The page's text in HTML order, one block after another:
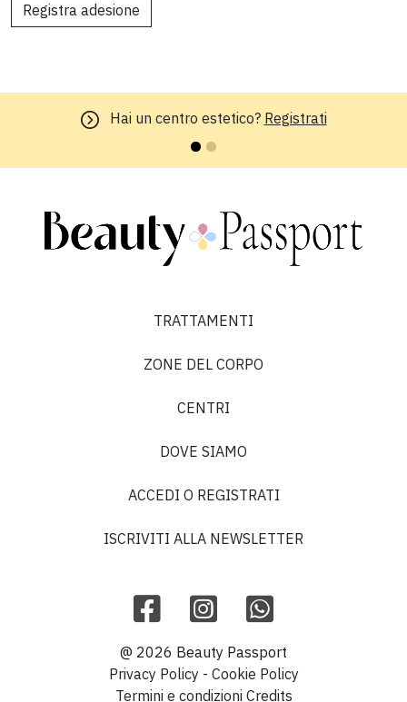
Registra adesione
Hai un centro estetico? Registrati
TRATTAMENTI
ZONE DEL CORPO
CENTRI
DOVE SIAMO
ACCEDI O REGISTRATI
ISCRIVITI ALLA NEWSLETTER
@ 2026 Beauty Passport
Privacy Policy - Cookie Policy
Termini e condizioni Credits